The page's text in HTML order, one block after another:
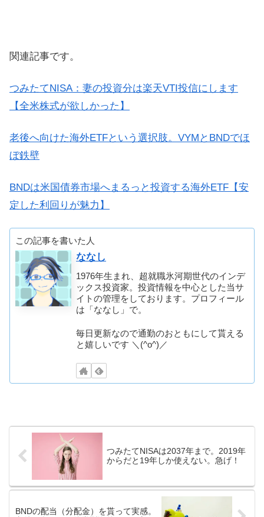
関連記事です。
つみたてNISA：妻の投資分は楽天VTI投信にします
【全米株式が欲しかった】
老後へ向けた海外ETFという選択肢。VYMとBNDでほ
ぼ鉄壁
BNDは米国債券市場へまるっと投資する海外ETF【安
定した利回りが魅力】
この記事を書いた人
ななし
1976年生まれ、超就職氷河期世代のインデ
ックス投資家。投資情報を中心とした当サ
イトの管理をしております。プロフィール
は「ななし」で。
毎日更新なので通勤のおともにして貰える
と嬉しいです ＼(^o^)／
つみたてNISAは2037年まで。2019年
からだと19年しか使えない。急げ！
BNDの配当（分配金）を貰って実感。